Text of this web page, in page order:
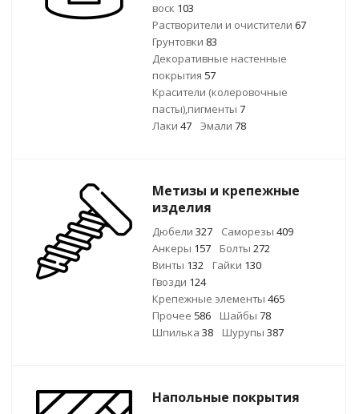
воск 103
Растворители и очистители 67
Грунтовки 83
Декоративные настенные
покрытия 57
Красители (колеровочные
пасты),пигменты 7
Лаки 47 Эмали 78
Метизы и крепежные
изделия
Дюбели 327 Саморезы 409
Анкеры 157 Болты 272
Винты 132 Гайки 130
Гвозди 124
Крепежные элементы 465
Прочее 586 Шайбы 78
Шпилька 38 Шурупы 387
Напольные покрытия